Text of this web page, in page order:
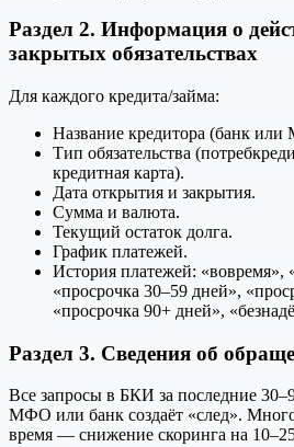
Раздел 2. Информация о
закрытых обязательствах
Для каждого кредита/займа:
Название кредитора (банк
Тип обязательства
кредитная карта).
Дата открытия и закрытия.
Сумма и валюта.
Текущий остаток долга.
График платежей.
История платежей: «вовремя»,
«просрочка 30–59 дней»,
«просрочка 90+ дней»,
Раздел 3. Сведения об
Все запросы в БКИ за последние
МФО или банк создаёт «след». Много
время — снижение скоринга на